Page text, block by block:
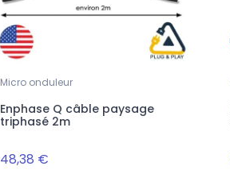
Micro onduleur
Enphase Q câble paysage
triphasé 2m
48,38 €